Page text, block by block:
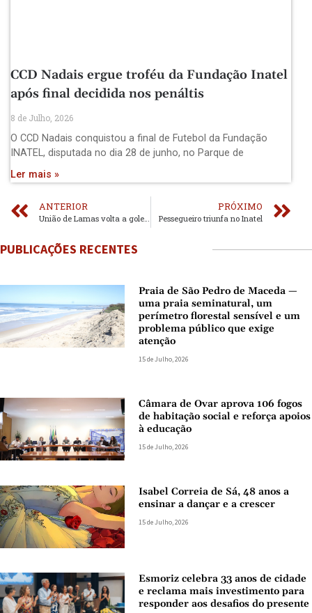
CCD Nadais ergue troféu da Fundação Inatel
após final decidida nos penáltis
8 de Julho, 2026
O CCD Nadais conquistou a final de Futebol da Fundação
INATEL, disputada no dia 28 de junho, no Parque de
Ler mais »
ANTERIOR
União de Lamas volta a golear em Paiva
PRÓXIMO
Pessegueiro triunfa no Inatel
PUBLICAÇÕES RECENTES
Praia de São Pedro de Maceda —
uma praia seminatural, um
perímetro florestal sensível e um
problema público que exige
atenção
15 de Julho, 2026
Câmara de Ovar aprova 106 fogos
de habitação social e reforça apoios
à educação
15 de Julho, 2026
Isabel Correia de Sá, 48 anos a
ensinar a dançar e a crescer
15 de Julho, 2026
Esmoriz celebra 33 anos de cidade
e reclama mais investimento para
responder aos desafios do presente